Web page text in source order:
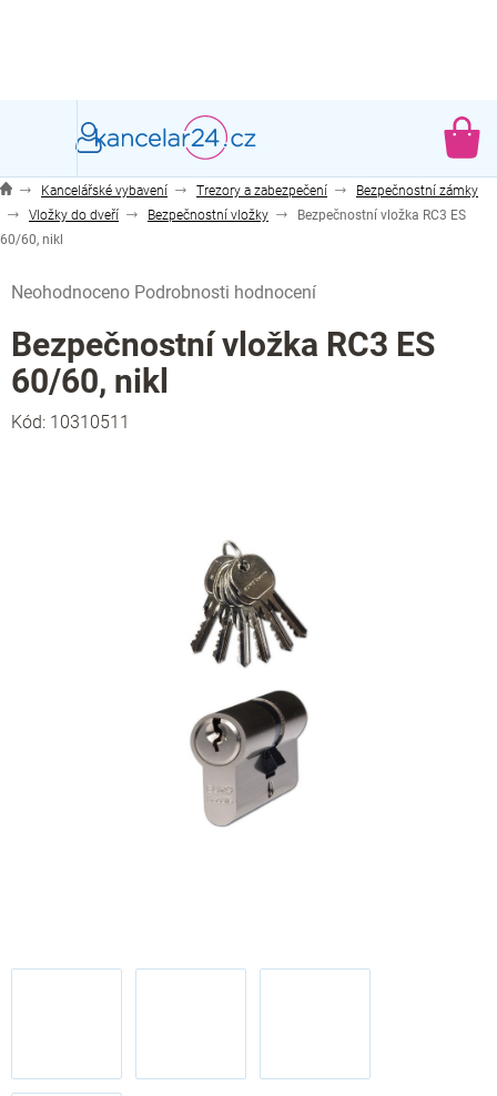
Kancelářské vybavení Trezory a zabezpečení
Bezpečnostní zámky
Vložky do dveří
Bezpečnostní vložky
Bezpečnostní vložka RC3 ES
60/60, nikl
hodnocení
produktu
je
0,0
z
5
Neohodnoceno Podrobnosti hodnocení
Bezpečnostní vložka RC3 ES
60/60, nikl
Kód: 10310511